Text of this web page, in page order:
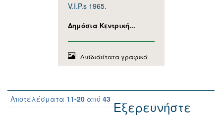
V.I.P.s 1965.
Δημόσια Κεντρική...
Δισδιάστατα γραφικά
Αποτελέσματα 11-20 από 43 Εξερευνήστε